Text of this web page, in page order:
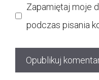
Zapamiętaj moje
podczas pisania